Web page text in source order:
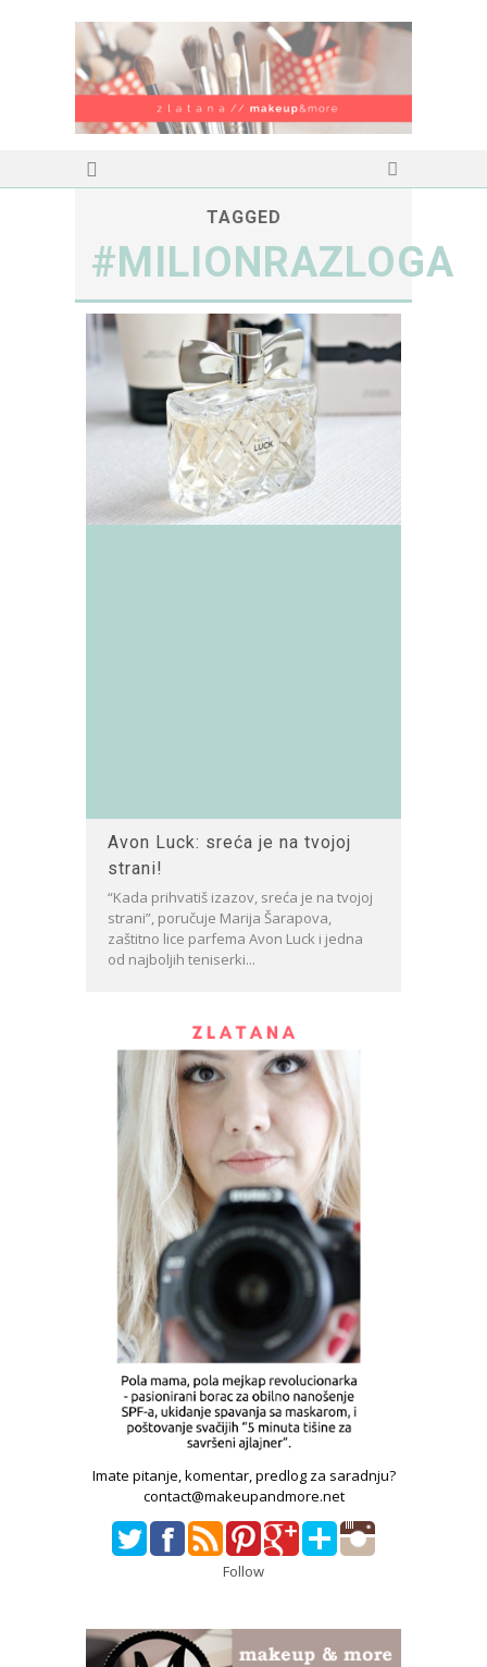
TAGGED
#MILIONRAZLOGA
Avon Luck: sreća je na tvojoj
strani!
“Kada prihvatiš izazov, sreća je na tvojoj
strani”, poručuje Marija Šarapova,
zaštitno lice parfema Avon Luck i jedna
od najboljih teniserki...
Imate pitanje, komentar, predlog za saradnju?
contact@makeupandmore.net
Follow